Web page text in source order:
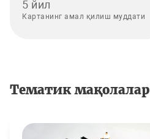
5 йил
Картанинг амал қилиш муддати
Тематик мақолалар